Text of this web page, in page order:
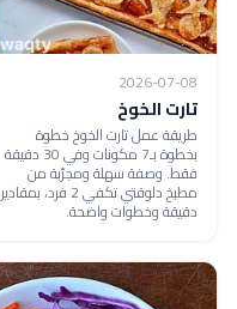
2026-07-08
تارت الخوخ
طريقة عمل تارت الخوخ خطوة
بخطوة بـ7 مكونات وفي 30 دقيقة
فقط. وصفة سهلة ومجرّبة من
مطبخ دلوقتي تكفي 2 فرد، بمقادير
دقيقة وخطوات واضحة.